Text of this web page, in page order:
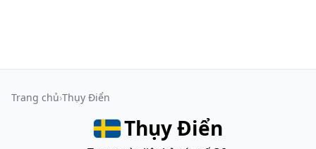
Trang chủ Thụy Điển
Thụy Điển